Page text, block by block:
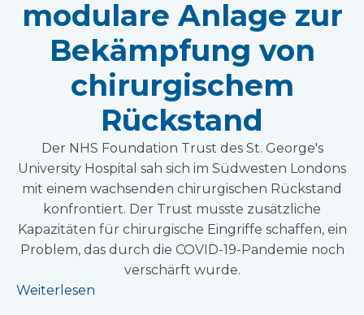
modulare Anlage zur
Bekämpfung von
chirurgischem
Rückstand
Der NHS Foundation Trust des St. George's
University Hospital sah sich im Südwesten Londons
mit einem wachsenden chirurgischen Rückstand
konfrontiert. Der Trust musste zusätzliche
Kapazitäten für chirurgische Eingriffe schaffen, ein
Problem, das durch die COVID-19-Pandemie noch
verschärft wurde.
Weiterlesen